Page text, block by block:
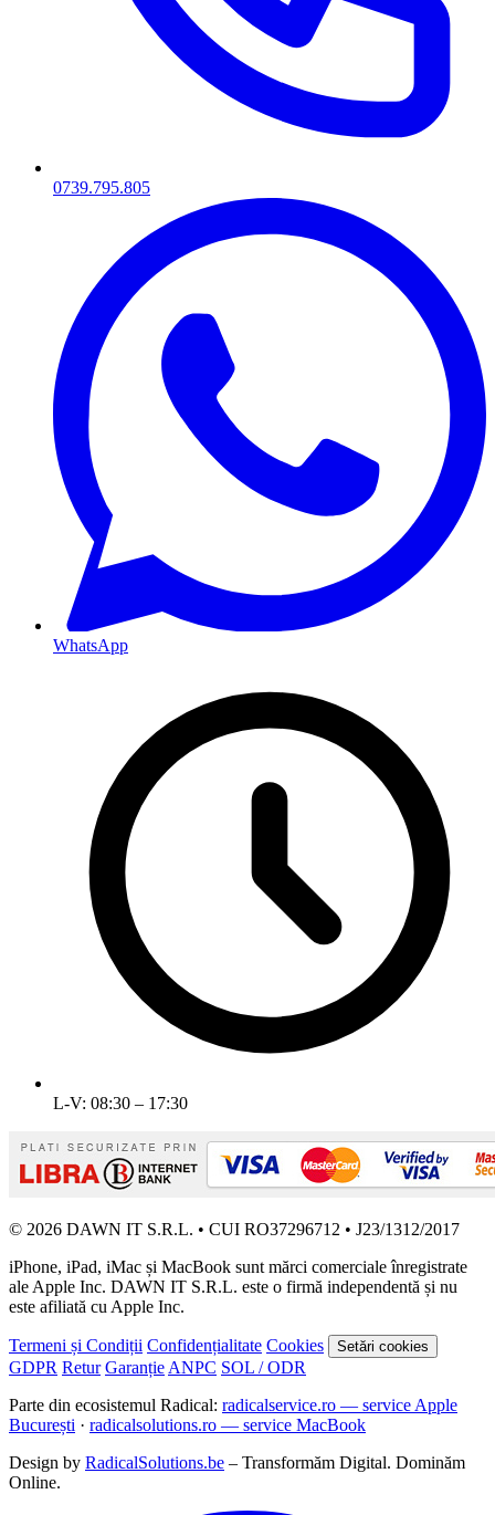
0739.795.805
WhatsApp
L-V: 08:30 – 17:30
© 2026 DAWN IT S.R.L. • CUI RO37296712 • J23/1312/2017
iPhone, iPad, iMac și MacBook sunt mărci comerciale înregistrate
ale Apple Inc. DAWN IT S.R.L. este o firmă independentă și nu
este afiliată cu Apple Inc.
Termeni și Condiții Confidențialitate Cookies Setări cookies
GDPR Retur Garanție ANPC SOL / ODR
Parte din ecosistemul Radical: radicalservice.ro — service Apple
București · radicalsolutions.ro — service MacBook
Design by RadicalSolutions.be – Transformăm Digital. Dominăm
Online.